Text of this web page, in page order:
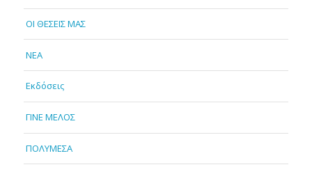
OI ΘΕΣΕΙΣ ΜΑΣ
NEA
Εκδόσεις
ΓΙΝΕ ΜΕΛΟΣ
ΠΟΛΥΜΕΣΑ